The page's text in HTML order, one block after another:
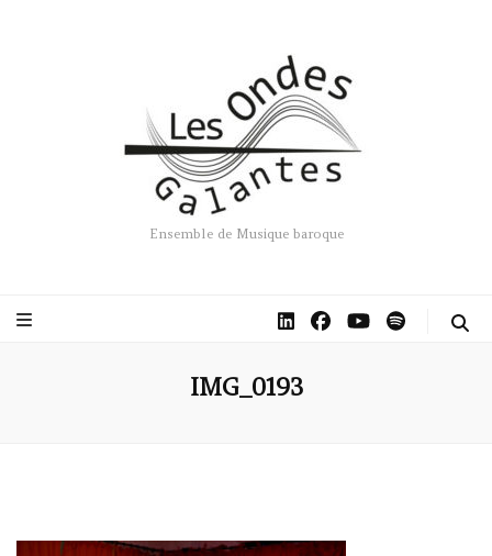
Ensemble de Musique baroque
IMG_0193